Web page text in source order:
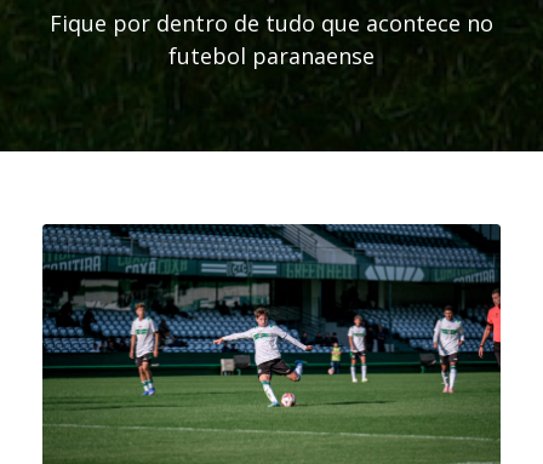
Fique por dentro de tudo que acontece no
futebol paranaense